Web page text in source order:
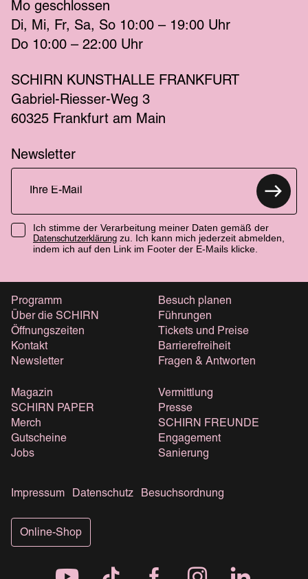
Mo geschlossen
Di
Mi Fr Sa So 10:00 – 19:00 Uhr
Do 10:00 – 22:00 Uhr
SCHIRN KUNSTHALLE FRANKFURT
Gabriel-Riesser-Weg 3
60325 Frankfurt am Main
Newsletter
Ich stimme der Verarbeitung meiner Daten gemäß der
Datenschutzerklärung zu. Ich kann mich jederzeit abmelden,
indem ich auf den Link im Footer der E-Mails klicke.
Programm
Über die SCHIRN
Öffnungszeiten
Kontakt
Newsletter
Besuch planen
Führungen
Tickets und Preise
Barrierefreiheit
Fragen & Antworten
Magazin
SCHIRN PAPER
Merch
Gutscheine
Jobs
Vermittlung
Presse
SCHIRN FREUNDE
Engagement
Sanierung
Impressum Datenschutz Besuchsordnung
Online-Shop